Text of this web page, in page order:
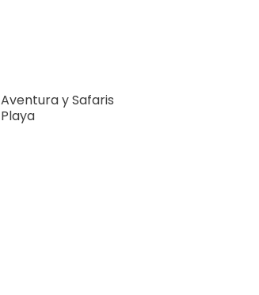
Aventura y Safaris
Playa